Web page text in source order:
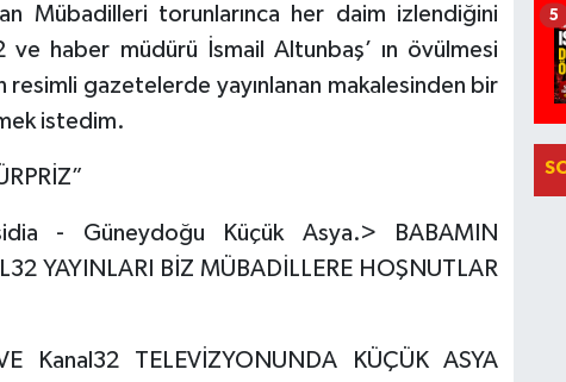
Mübadilleri torunlarınca her daim izlendiğini
haber müdürü İsmail Altunbaş’ ın övülmesi
resimli gazetelerde yayınlanan makalesinden bir
istedim.
- Güneydoğu Küçük Asya.> BABAMIN
YAYINLARI BİZ MÜBADİLLERE HOŞNUTLAR
Kanal32 TELEVİZYONUNDA KÜÇÜK ASYA
5